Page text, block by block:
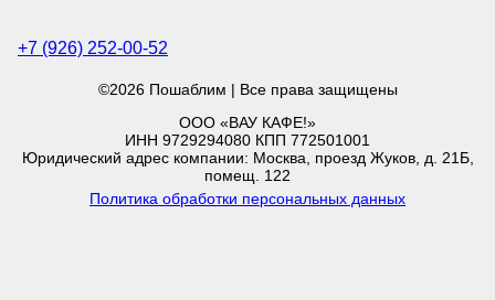
+7 (926) 252-00-52
©2026 Пошаблим | Все права защищены
ООО «ВАУ КАФЕ!»
ИНН 9729294080 КПП 772501001
Юридический адрес компании: Москва, проезд Жуков, д. 21Б,
помещ. 122
Политика обработки персональных данных